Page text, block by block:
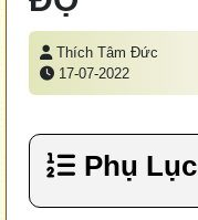
Thích Tâm Đức
17-07-2022
Phụ Lục